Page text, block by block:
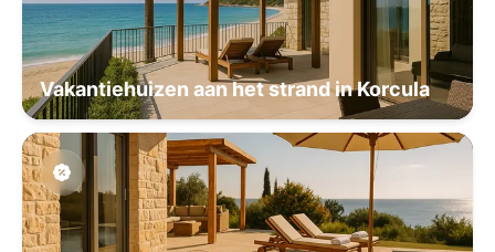
Vakantiehuizen aan het strand in Korcula